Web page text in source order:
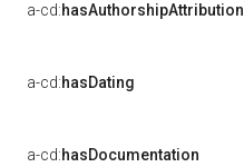
a-cd:hasAuthorshipAttribution
a-cd:hasDating
a-cd:hasDocumentation